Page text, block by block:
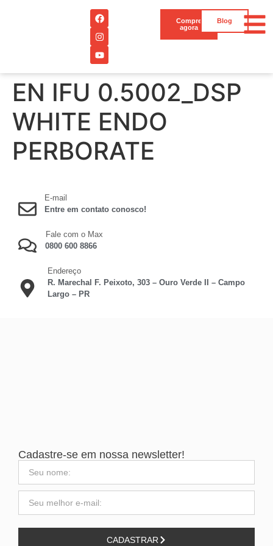
Compre
agora
Blog
EN IFU 0.5002_DSP
WHITE ENDO
PERBORATE
E-mail
Entre em contato conosco!
Fale com o Max
0800 600 8866
Endereço
R. Marechal F. Peixoto, 303 – Ouro Verde II – Campo
Largo – PR
Cadastre-se em nossa newsletter!
CADASTRAR